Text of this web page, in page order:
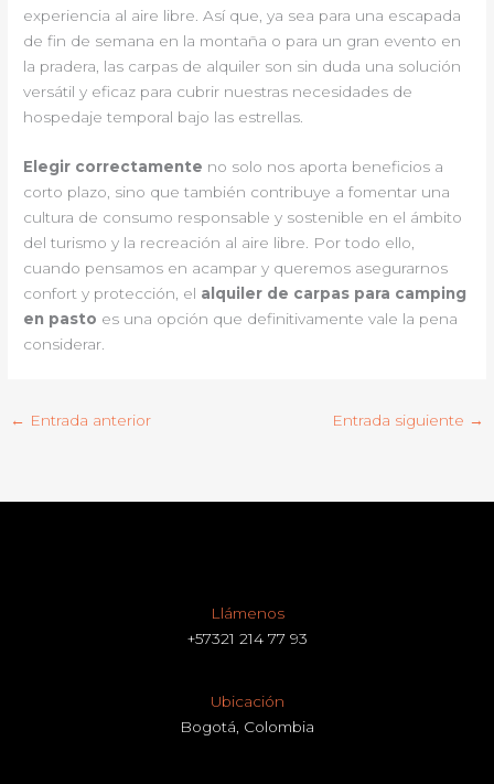
experiencia al aire libre. Así que, ya sea para una escapada
de fin de semana en la montaña o para un gran evento en
la pradera, las carpas de alquiler son sin duda una solución
versátil y eficaz para cubrir nuestras necesidades de
hospedaje temporal bajo las estrellas.
Elegir correctamente no solo nos aporta beneficios a
corto plazo, sino que también contribuye a fomentar una
cultura de consumo responsable y sostenible en el ámbito
del turismo y la recreación al aire libre. Por todo ello,
cuando pensamos en acampar y queremos asegurarnos
confort y protección, el alquiler de carpas para camping
en pasto es una opción que definitivamente vale la pena
considerar.
← Entrada anterior Entrada siguiente →
Llámenos
+57321 214 77 93
Ubicación
Bogotá, Colombia